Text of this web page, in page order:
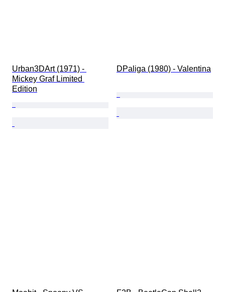
Urban3DArt (1971) -
Mickey Graf Limited
Edition
DPaliga (1980) - Valentina